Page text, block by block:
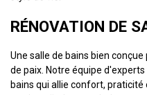
RÉNOVATION DE
Une salle de bains bien
de paix. Notre équipe
bains qui allie confort, praticité